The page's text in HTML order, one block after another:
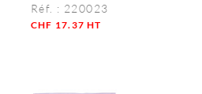
Réf. : 220023
CHF 17.37 HT